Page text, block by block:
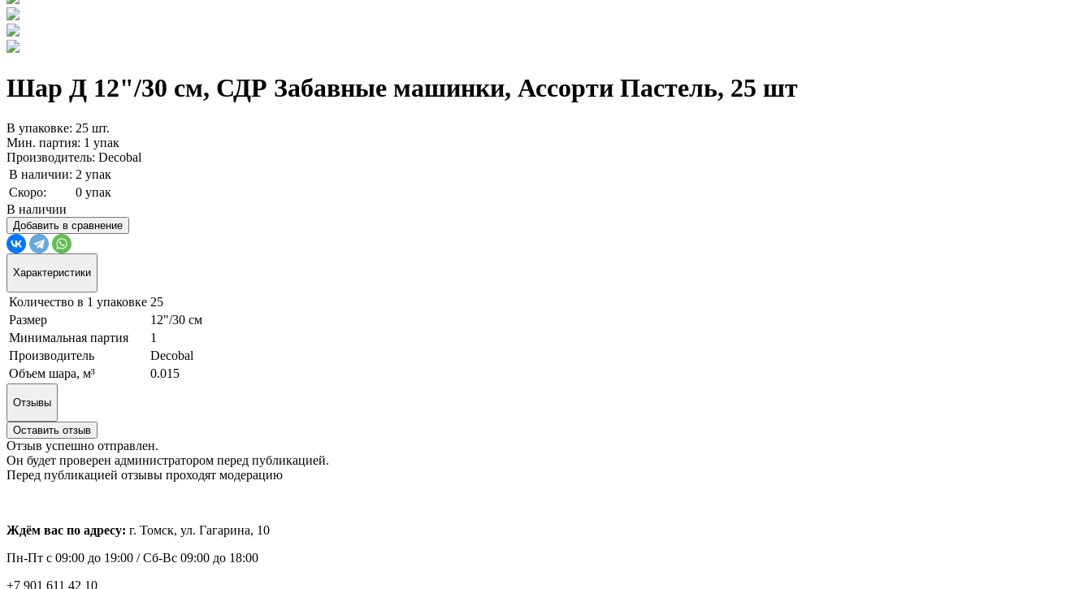
Шар Д 12"/30 см, СДР Забавные машинки, Ассорти Пастель, 25 шт
В упаковке: 25 шт.
Мин. партия: 1 упак
Производитель: Decobal
В наличии: 2 упак
Скоро:
0 упак
В наличии
Добавить в сравнение
Характеристики
Количество в 1 упаковке 25
Размер
12"/30 см
Минимальная партия
1
Производитель
Decobal
Объем шара, м³
0.015
Отзывы
Оставить отзыв
Отзыв успешно отправлен.
Он будет проверен администратором перед публикацией.
Перед публикацией отзывы проходят модерацию
Ждём вас по адресу: г. Томск, ул. Гагарина, 10
Пн-Пт с 09:00 до 19:00 /Сб-Вс 09:00 до 18:00
+7 901 611 42 10